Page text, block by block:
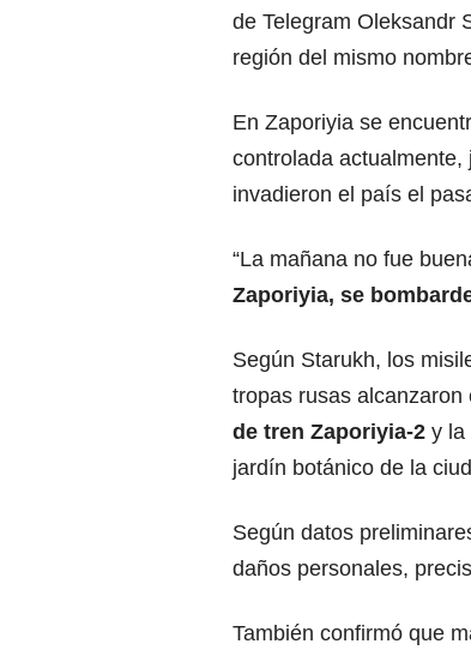
de Telegram Oleksandr
región del mismo
En Zaporiyia se
controlada actualmente,
invadieron el país el
“La mañana no fue
Zaporiyia, se
Según Starukh, los
tropas rusas alcanzaron
de tren Zaporiyia-2 y la
jardín botánico de la
Según datos
daños personales,
También confirmó que